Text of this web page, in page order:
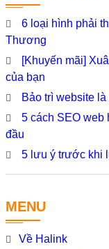
6 loại hình phải
Thương
[Khuyến mãi]
của bạn
Bảo trì website
5 cách SEO web
đầu
5 lưu ý trước khi
MENU
Về Halink